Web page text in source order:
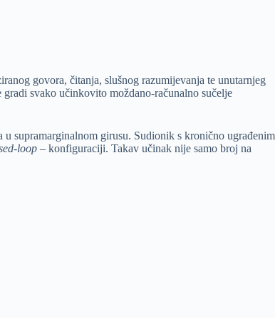
govora, čitanja, slušnog razumijevanja te unutarnjeg
svako učinkovito moždano-računalno sučelje
supramarginalnom girusu. Sudionik s kronično ugrađenim
loop – konfiguraciji. Takav učinak nije samo broj na